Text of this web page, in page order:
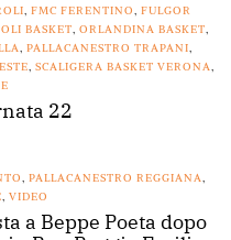
, FMC FERENTINO, FULGOR
BASKET, ORLANDINA BASKET,
, PALLACANESTRO TRAPANI,
, SCALIGERA BASKET VERONA,
22
, PALLACANESTRO REGGIANA,
, VIDEO
a Beppe Poeta dopo